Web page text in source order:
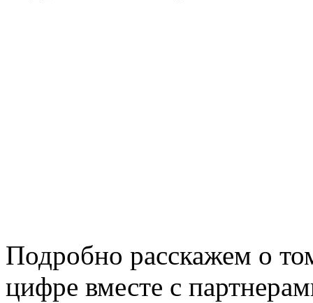
Подробно расскажем о
цифре вместе с